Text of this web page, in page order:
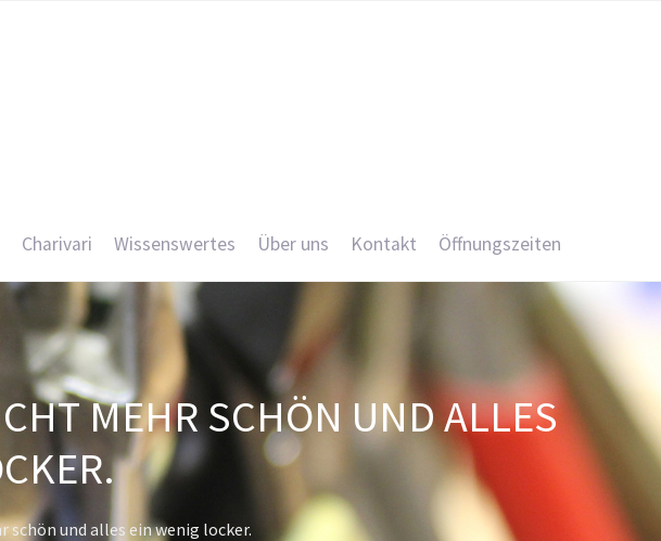
Charivari Wissenswertes Über uns Kontakt Öffnungszeiten
MEHR SCHÖN UND ALLES
und alles ein wenig locker.